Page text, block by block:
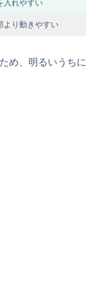
入れやすい
より動きやすい
め、明るいうちに